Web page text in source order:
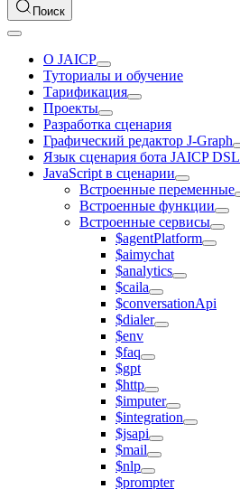
Поиск
О JAICP
Туториалы и обучение
Тарификация
Проекты
Разработка сценария
Графический редактор J‑Graph
Язык сценария бота JAICP DSL
JavaScript в сценарии
Встроенные переменные
Встроенные функции
Встроенные сервисы
$agentPlatform
$aimychat
$analytics
$caila
$conversationApi
$dialer
$env
$faq
$gpt
$http
$imputer
$integration
$jsapi
$mail
$nlp
$prompter